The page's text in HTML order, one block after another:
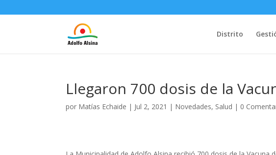
Distrito
Llegaron 700 dosis de la
por Matías Echaide | Jul 2, 2021 | Novedades, Salud | 0